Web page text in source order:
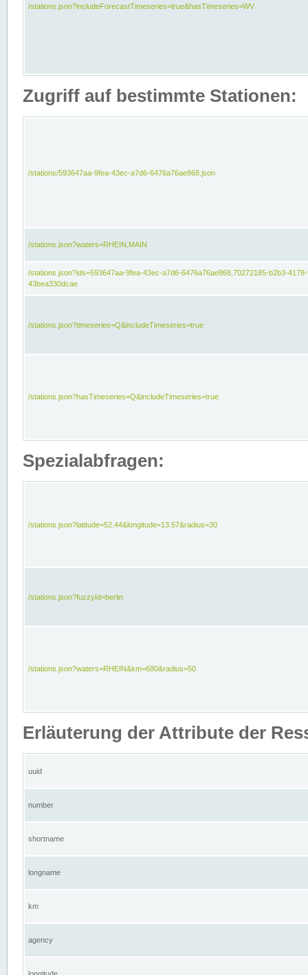
/stations.json?includeForecastTimeseries=true&hasTimeseries=WV
Zugriff auf bestimmte Stationen:
/stations/593647aa-9fea-43ec-a7d6-6476a76ae868.json
/stations.json?waters=RHEIN,MAIN
/stations.json?ids=593647aa-9fea-43ec-a7d6-6476a76ae868,70272185-b2b3-
43bea330dcae
/stations.json?timeseries=Q&includeTimeseries=true
/stations.json?hasTimeseries=Q&includeTimeseries=true
Spezialabfragen:
/stations.json?latitude=52.44&longitude=13.57&radius=30
/stations.json?fuzzyId=berlin
/stations.json?waters=RHEIN&km=680&radius=50
Erläuterung der Attribute der
uuid
number
shortname
longname
km
agency